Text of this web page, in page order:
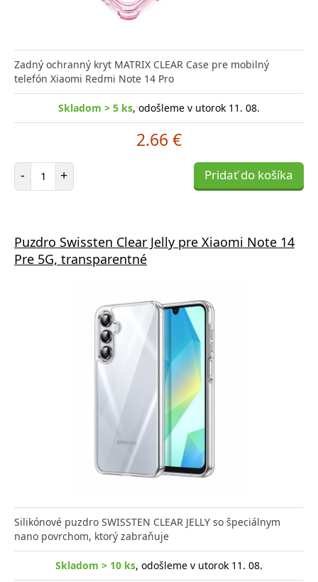
Zadný ochranný kryt MATRIX CLEAR Case pre mobilný
telefón Xiaomi Redmi Note 14 Pro
Skladom > 5 ks, odošleme v utorok 11. 08.
2.66 €
- Počet položiek
+ Pridať do košíka
Puzdro Swissten Clear Jelly pre Xiaomi Note 14
Pre 5G, transparentné
Silikónové puzdro SWISSTEN CLEAR JELLY so špeciálnym
nano povrchom, ktorý zabraňuje
Skladom > 10 ks, odošleme v utorok 11. 08.